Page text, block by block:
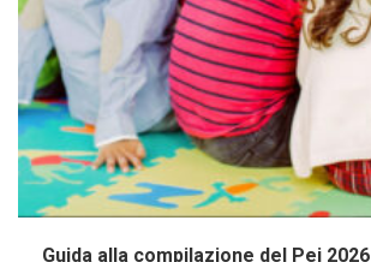
Guida alla compilazione del Pei 2026